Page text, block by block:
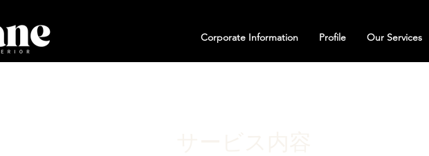
Corporate Information Profile Our Services